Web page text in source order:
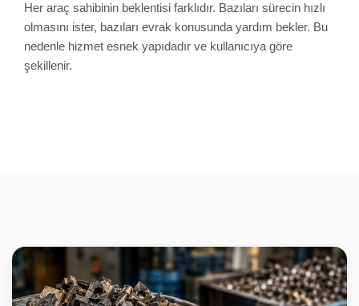
Her araç sahibinin beklentisi farklıdır. Bazıları sürecin hızlı
olmasını ister, bazıları evrak konusunda yardım bekler. Bu
nedenle hizmet esnek yapıdadır ve kullanıcıya göre
şekillenir.